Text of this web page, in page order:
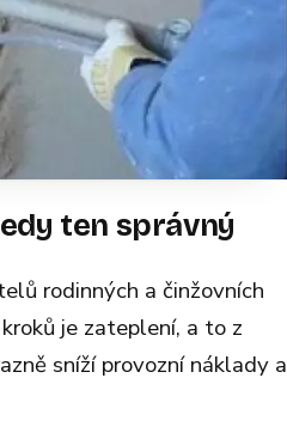
ten správný
rodinných a činžovních
je zateplení, a to z
sníží provozní náklady a